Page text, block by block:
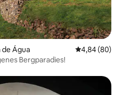
Água
4,84 (80)
Bergparadies!